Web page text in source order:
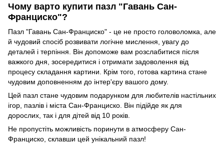
Чому варто купити пазл "Гавань Сан-
Франциско"?
Пазл "Гавань Сан-Франциско" - це не просто головоломка, але
й чудовий спосіб розвивати логічне мислення, увагу до
деталей і терпіння. Він допоможе вам розслабитися після
важкого дня, зосередитися і отримати задоволення від
процесу складання картини. Крім того, готова картина стане
чудовим доповненням до інтер'єру вашого дому.
Цей пазл стане чудовим подарунком для любителів настільних
ігор, пазлів і міста Сан-Франциско. Він підійде як для
дорослих, так і для дітей від 10 років.
Не пропустіть можливість поринути в атмосферу Сан-
Франциско, склавши цей унікальний пазл!